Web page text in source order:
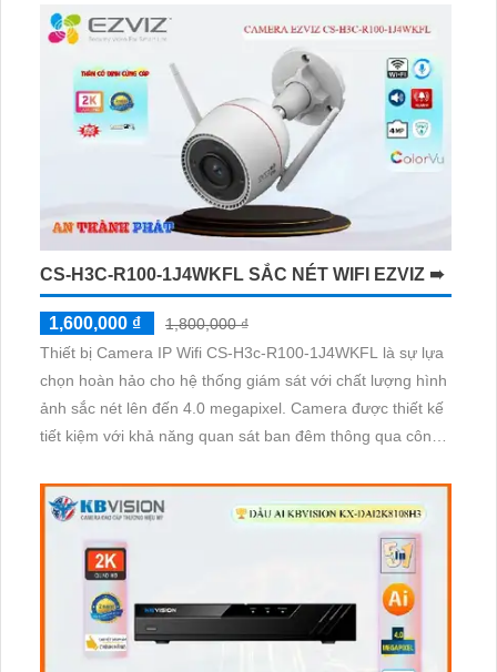
CS-H3C-R100-1J4WKFL SẮC NÉT WIFI EZVIZ ➠
1,600,000 ₫
1,800,000 ₫
Thiết bị Camera IP Wifi CS-H3c-R100-1J4WKFL là sự lựa
chọn hoàn hảo cho hệ thống giám sát với chất lượng hình
ảnh sắc nét lên đến 4.0 megapixel. Camera được thiết kế
tiết kiệm với khả năng quan sát ban đêm thông qua công
công nghệ IP Wifi tiên tiến, không giảm chất lượng dù kết
nối không dây